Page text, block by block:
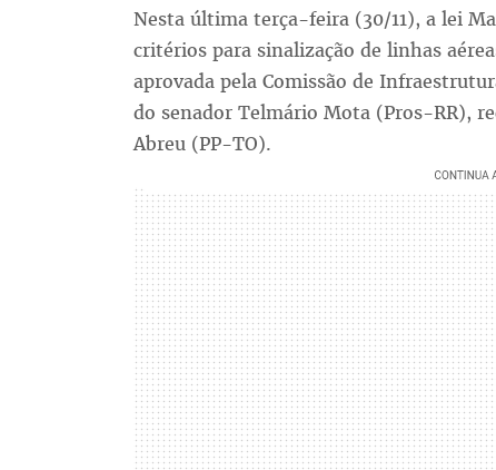
Nesta última terça-feira (30/11), a lei
critérios para sinalização de linhas
aprovada pela Comissão de
do senador Telmário Mota (Pros-RR),
Abreu (PP-TO).